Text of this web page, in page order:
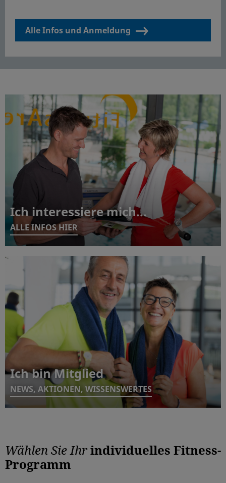
Alle Infos und Anmeldung
Ich interessiere mich...
ALLE INFOS HIER
Ich bin Mitglied
NEWS, AKTIONEN, WISSENSWERTES
Wählen Sie Ihrindividuelles Fitness-
Programm